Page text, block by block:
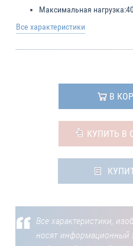
Максимальная нагрузка:
Все характеристики
В
КУПИТЬ В
Все характеристики,
носят информационный